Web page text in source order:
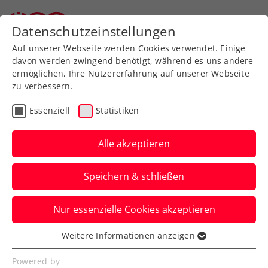
Zurück zur Newsübersicht
Turniere
ITF Heraklion:
Oberleitner/Schwärzler in
52 Minuten zum
Doppeltitel
Nach einem ungemein knappen
Halbfinalmatch spielen die ÖTV-Asse in
Griechenland im Finale groß auf.
Datenschutzeinstellungen
Auf unserer Webseite werden Cookies verwendet. Einige
davon werden zwingend benötigt, während es uns andere
ermöglichen, Ihre Nutzererfahrung auf unserer Webseite
zu verbessern.
Essenziell Statistiken
Alle akzeptieren
Speichern & schließen
Nur essenzielle Cookies akzeptieren
Essenziell
Essenzielle Cookies werden für grundlegende
Weitere Informationen anzeigen
Powered by